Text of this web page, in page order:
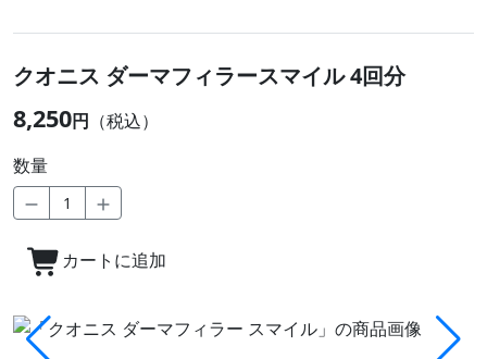
クオニス ダーマフィラースマイル 4回分
8,250円 （税込）
数量
カートに追加